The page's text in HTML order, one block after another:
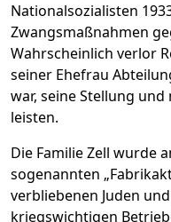
Nationalsozialisten
Zwangsmaßnahmen
Wahrscheinlich verlor
seiner Ehefrau
war, seine Stellung
leisten.
Die Familie Zell wurde
sogenannten
verbliebenen Juden
kriegswichtigen